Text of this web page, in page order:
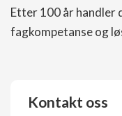
Etter 100 år handler
fagkompetanse og
Kontakt oss